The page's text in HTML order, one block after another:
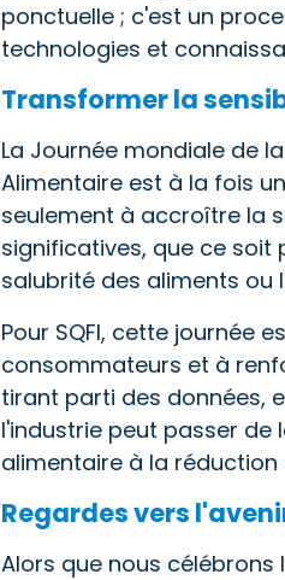
ponctuelle ; c'est un
technologies et
Transformer la
La Journée mondiale de
Alimentaire est à la fois
seulement à accroître la
significatives, que ce soit
salubrité des aliments ou
Pour SQFI, cette journée
consommateurs et à
tirant parti des données,
l'industrie peut passer
alimentaire à la
Regardes vers
Alors que nous